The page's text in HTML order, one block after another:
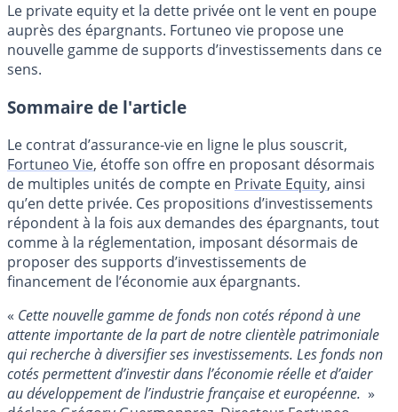
Le private equity et la dette privée ont le vent en poupe
auprès des épargnants. Fortuneo vie propose une
nouvelle gamme de supports d’investissements dans ce
sens.
Sommaire de l'article
Le contrat d’assurance-vie en ligne le plus souscrit,
Fortuneo Vie, étoffe son offre en proposant désormais
de multiples unités de compte en Private Equity, ainsi
qu’en dette privée. Ces propositions d’investissements
répondent à la fois aux demandes des épargnants, tout
comme à la réglementation, imposant désormais de
proposer des supports d’investissements de
financement de l’économie aux épargnants.
« Cette nouvelle gamme de fonds non cotés répond à une
attente importante de la part de notre clientèle patrimoniale
qui recherche à diversifier ses investissements. Les fonds non
cotés permettent d’investir dans l’économie réelle et d’aider
au développement de l’industrie française et européenne. »